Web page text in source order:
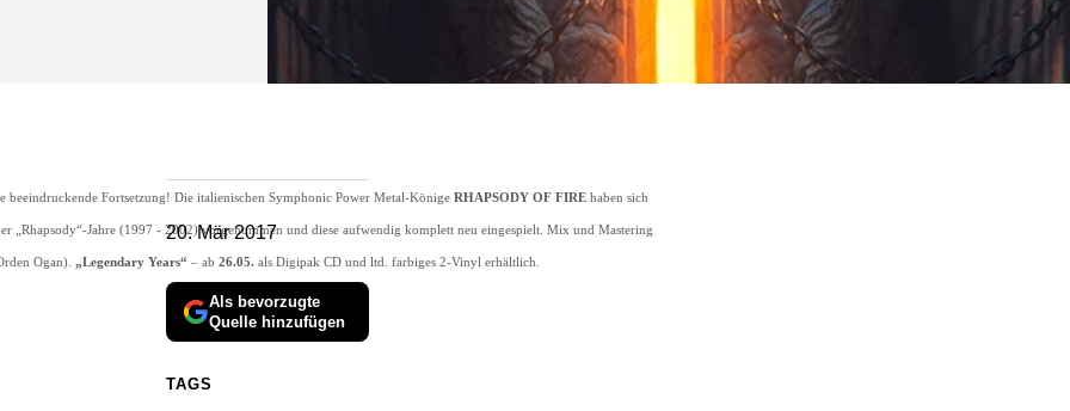
20. Mär 2017
Als bevorzugte
Quelle hinzufügen
TAGS
beeindruckende Fortsetzung! Die italienischen Symphonic Power Metal-Könige RHAPSODY OF FIRE haben sich
„Rhapsody“-Jahre (1997 - 2002) vorgenommen und diese aufwendig komplett neu eingespielt. Mix und Mastering
Ogan). „Legendary Years“ – ab 26.05. als Digipak CD und ltd. farbiges 2-Vinyl erhältlich.